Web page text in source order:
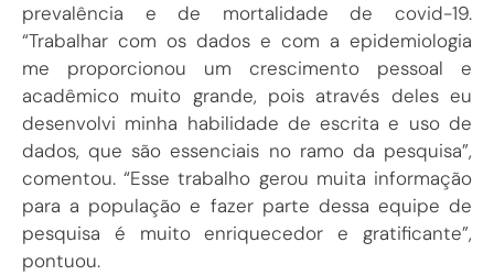
prevalência e de mortalidade de covid-19.
“Trabalhar com os dados e com a epidemiologia
me proporcionou um crescimento pessoal e
acadêmico muito grande, pois através deles eu
desenvolvi minha habilidade de escrita e uso de
dados, que são essenciais no ramo da pesquisa”,
comentou. “Esse trabalho gerou muita informação
para a população e fazer parte dessa equipe de
pesquisa é muito enriquecedor e gratificante”,
pontuou.